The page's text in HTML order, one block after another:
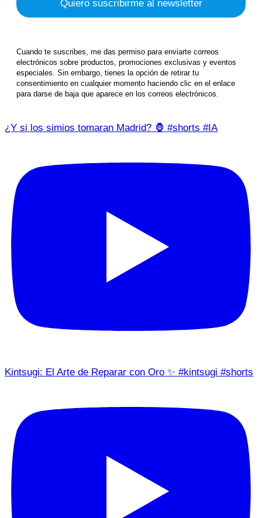
Cuando te suscribes, me das permiso para enviarte correos
electrónicos sobre productos, promociones exclusivas y eventos
especiales. Sin embargo, tienes la opción de retirar tu
consentimiento en cualquier momento haciendo clic en el enlace
para darse de baja que aparece en los correos electrónicos.
¿Y si los simios tomaran Madrid? 🦍 #shorts #IA
Kintsugi: El Arte de Reparar con Oro ✨ #kintsugi #shorts